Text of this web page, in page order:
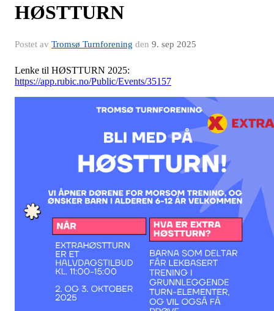
HØSTTURN
Postet av Tromsø Turnforening den 9. sep 2025
Lenke til HØSTTURN 2025:
https://app.rubic.no/Public/Events/35157